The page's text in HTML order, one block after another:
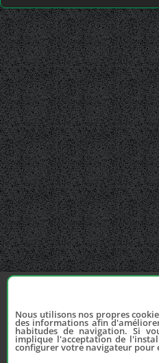
Nous utilisons nos propres
des informations afin
habitudes de navigation. Si
implique l'acceptation de
configurer votre navigateur pour